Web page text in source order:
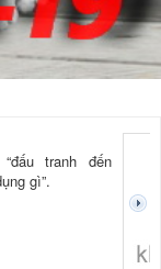
tranh đến
gì”.